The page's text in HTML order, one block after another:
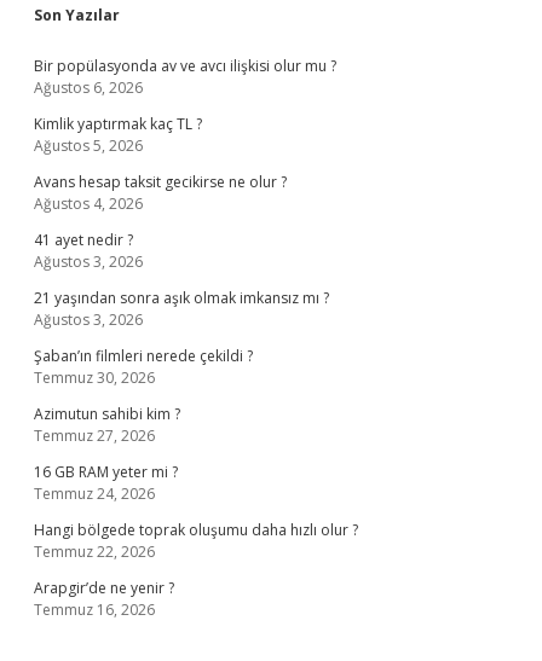
Sidebar
Son Yazılar
Bir popülasyonda av ve avcı ilişkisi olur mu ?
Ağustos 6, 2026
Kimlik yaptırmak kaç TL ?
Ağustos 5, 2026
Avans hesap taksit gecikirse ne olur ?
Ağustos 4, 2026
41 ayet nedir ?
Ağustos 3, 2026
21 yaşından sonra aşık olmak imkansız mı ?
Ağustos 3, 2026
Şaban’ın filmleri nerede çekildi ?
Temmuz 30, 2026
Azimutun sahibi kim ?
Temmuz 27, 2026
16 GB RAM yeter mi ?
Temmuz 24, 2026
Hangi bölgede toprak oluşumu daha hızlı olur ?
Temmuz 22, 2026
Arapgir’de ne yenir ?
Temmuz 16, 2026